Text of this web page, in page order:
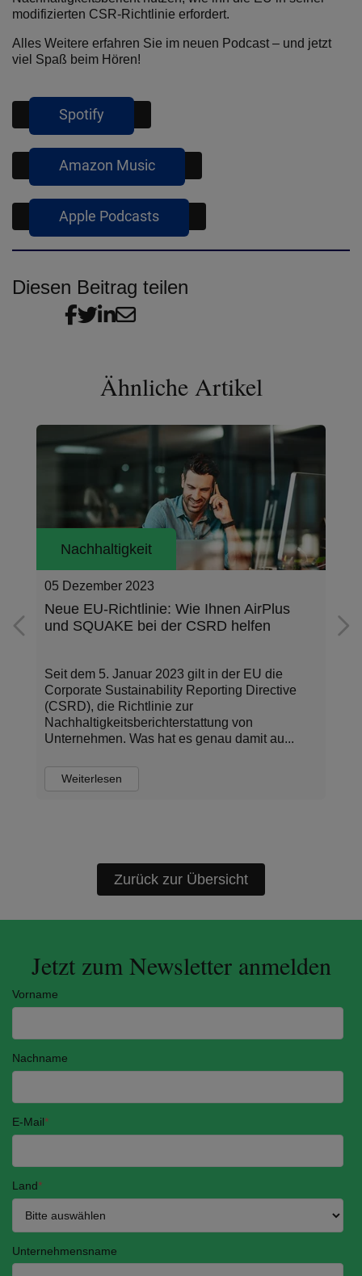
modifizierten CSR-Richtlinie erfordert.
Alles Weitere erfahren Sie im neuen Podcast – und jetzt
viel Spaß beim Hören!
Diesen Beitrag teilen
Ähnliche Artikel
Nachhaltigkeit
05 Dezember 2023
Neue EU-Richtlinie: Wie Ihnen AirPlus
und SQUAKE bei der CSRD helfen
Seit dem 5. Januar 2023 gilt in der EU die
Corporate Sustainability Reporting Directive
(CSRD), die Richtlinie zur
Nachhaltigkeitsberichterstattung von
Unternehmen. Was hat es genau damit au...
Weiterlesen
Zurück zur Übersicht
Jetzt zum Newsletter anmelden
Vorname
Nachname
E-Mail*
Land*
Unternehmensname